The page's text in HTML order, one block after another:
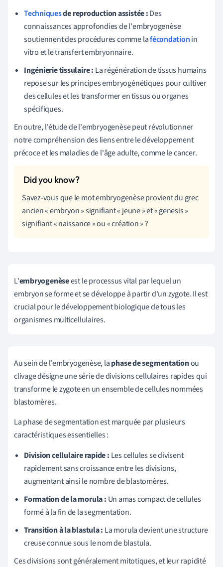
Techniquesde reproduction assistée :Des
connaissances approfondies de l'embryogenèse
soutiennent des procédures comme lafécondationin
vitro et le transfert embryonnaire.
Ingénierie tissulaire : La régénération de tissus humains
repose sur les principes embryogénétiques pour cultiver
des cellules et les transformer en tissus ou organes
spécifiques.
En outre, l'étude de l'embryogenèse peut révolutionner
notre compréhension des liens entre le développement
précoce et les maladies de l'âge adulte, comme le cancer.
Savez-vous que le mot embryogenèse provient du grec
ancien « embryon » signifiant « jeune » et « genesis »
signifiant « naissance » ou « création » ?
L'embryogenèseest le processus vital par lequel un
embryon se forme et se développe à partir d'un zygote. Il est
crucial pour le développement biologique de tous les
organismes multicellulaires.
Au sein de l'embryogenèse, laphase de segmentationou
clivage désigne une série de divisions cellulaires rapides qui
transforme le zygote en un ensemble de cellules nommées
blastomères.
La phase de segmentation est marquée par plusieurs
caractéristiques essentielles :
Division cellulaire rapide : Les cellules se divisent
rapidement sans croissance entre les divisions,
augmentant ainsi le nombre de blastomères.
Formation de la morula : Un amas compact de cellules
formé à la fin de la segmentation.
Transition à la blastula : La morula devient une structure
creuse connue sous le nom de blastula.
Ces divisions sont généralement mitotiques, et leur rapidité